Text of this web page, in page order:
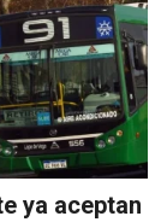
ya aceptan